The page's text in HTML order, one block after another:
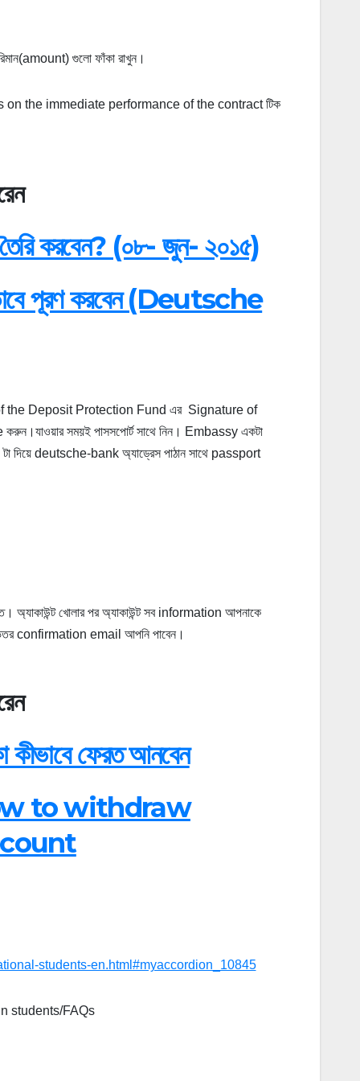
গুলো ফাঁকা রাখুন।
the immediate performance of the contract টিক
ন
তৈরি করবেন? (০৮- জুন- ২০১৫)
পূরণ করবেন (Deutsche
the Deposit Protection Fund এর Signature of
সময়ই পাসসপোর্ট সাথে নিন। Embassy একটা
দিয়ে deutsche-bank অ্যাড্রেস পাঠান সাথে passport
অ্যাকাউন্ট খোলার পর অ্যাকাউন্ট সব information আপনাকে
confirmation email আপনি পাবেন।
ন
কীভাবে ফেরত আনবেন
How to withdraw
students-en.html#myaccordion_10845
students/FAQs